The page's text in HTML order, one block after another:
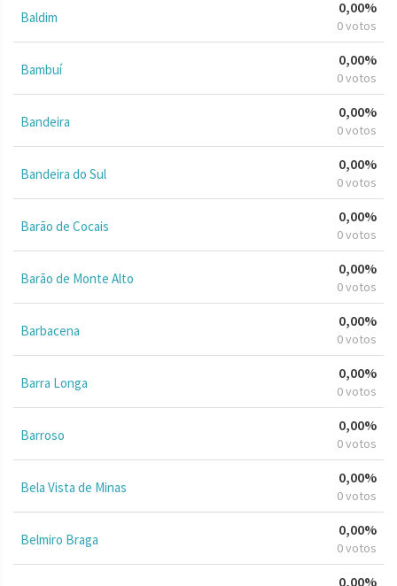
Baldim
0,00%
0 votos
Bambuí
0,00%
0 votos
Bandeira
0,00%
0 votos
Bandeira do Sul
0,00%
0 votos
Barão de Cocais
0,00%
0 votos
Barão de Monte Alto
0,00%
0 votos
Barbacena
0,00%
0 votos
Barra Longa
0,00%
0 votos
Barroso
0,00%
0 votos
Bela Vista de Minas
0,00%
0 votos
Belmiro Braga
0,00%
0 votos
0,00%